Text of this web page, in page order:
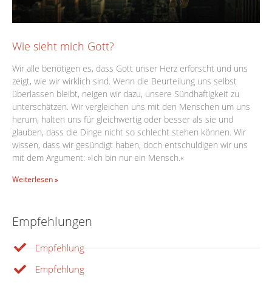
Wie sieht mich Gott?
Wir alle benötigen es, dass Gott unser Herz erforscht und uns
zeigt, wie wir wirklich sind. Wenn die Beurteilung uns selbst
überlassen bleibt, neigen wir dazu, unsere Sündhaftigkeit zu
unterschätzen. Wir vergleichen uns mit den Menschen um uns
herum, halten uns für gleichwertig oder besser als sie und
glauben, dass die Dinge nicht so schlecht stehen können. Wir
wissen, dass wir gesündigt haben, doch entschuldigen wir uns
mit dem Argument: »Ich bin nur ein Mensch.«
Weiterlesen »
Empfehlungen
Empfehlung
Empfehlung